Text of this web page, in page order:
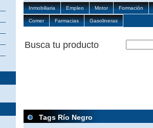
Inmobiliaria Empleo Motor Formación
Comer Farmacias Gasolineras
Busca tu producto
Tags Río Negro